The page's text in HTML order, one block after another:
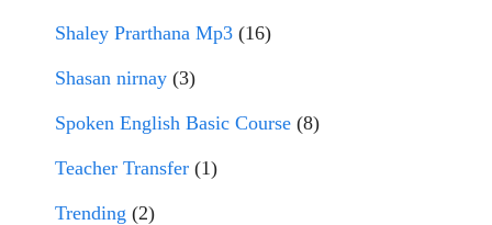
Shaley Prarthana Mp3 (16)
Shasan nirnay (3)
Spoken English Basic Course (8)
Teacher Transfer (1)
Trending (2)